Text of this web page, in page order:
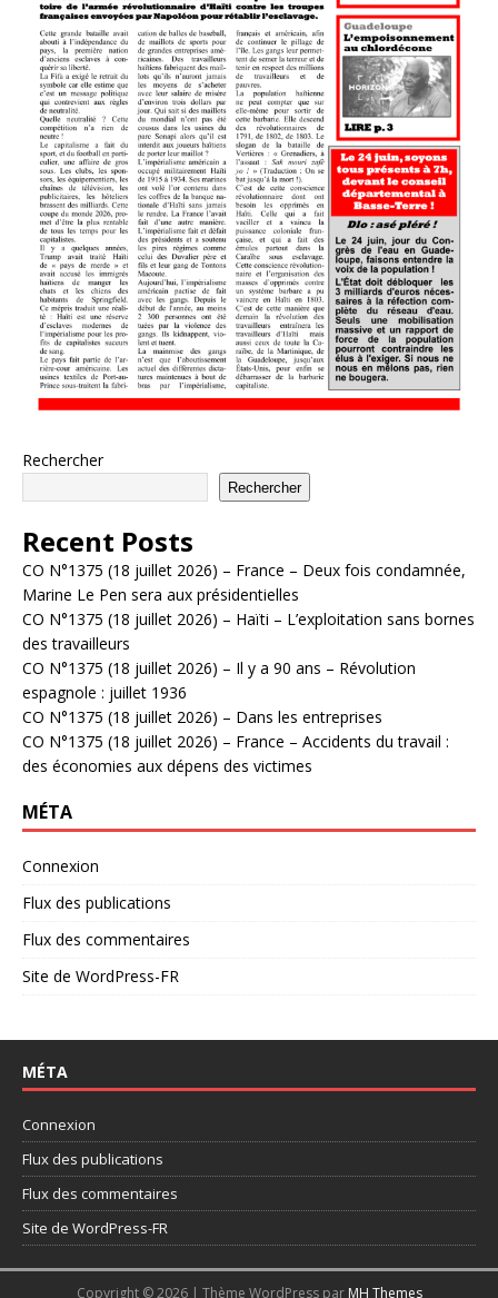
Rechercher
Rechercher
Recent Posts
CO N°1375 (18 juillet 2026) – France – Deux fois condamnée,
Marine Le Pen sera aux présidentielles
CO N°1375 (18 juillet 2026) – Haïti – L’exploitation sans bornes
des travailleurs
CO N°1375 (18 juillet 2026) – Il y a 90 ans – Révolution
espagnole : juillet 1936
CO N°1375 (18 juillet 2026) – Dans les entreprises
CO N°1375 (18 juillet 2026) – France – Accidents du travail :
des économies aux dépens des victimes
MÉTA
Connexion
Flux des publications
Flux des commentaires
Site de WordPress-FR
MÉTA
Connexion
Flux des publications
Flux des commentaires
Site de WordPress-FR
Copyright © 2026 | Thème WordPress par MH Themes